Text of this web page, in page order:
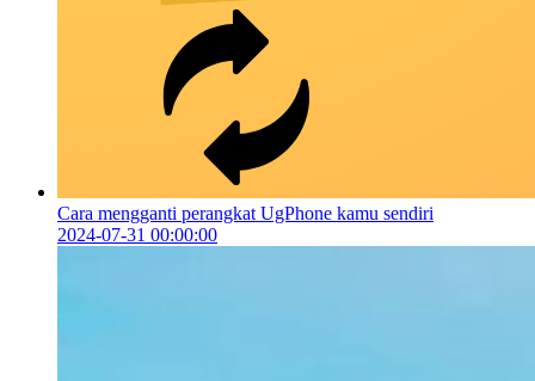
Cara mengganti perangkat UgPhone kamu sendiri
2024-07-31 00:00:00